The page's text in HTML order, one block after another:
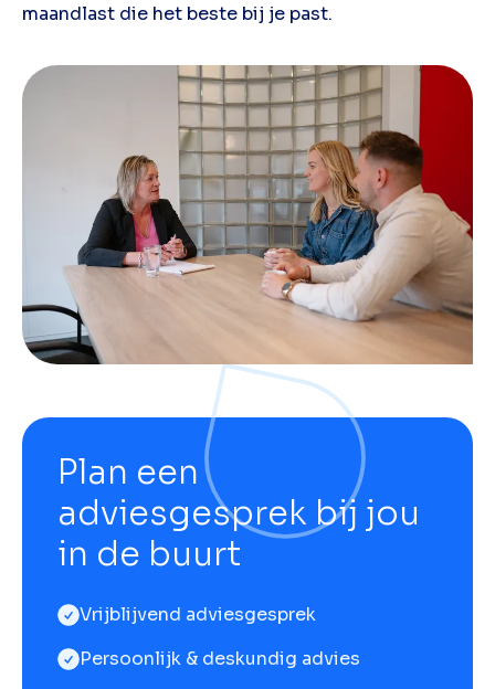
maandlast die het beste bij je past.
Plan een
adviesgesprek bij jou
in de buurt
Vrijblijvend adviesgesprek
Persoonlijk & deskundig advies